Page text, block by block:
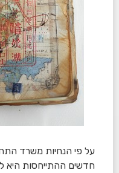
על פי הנחיות משרד
חדשים ההתייחסות היא